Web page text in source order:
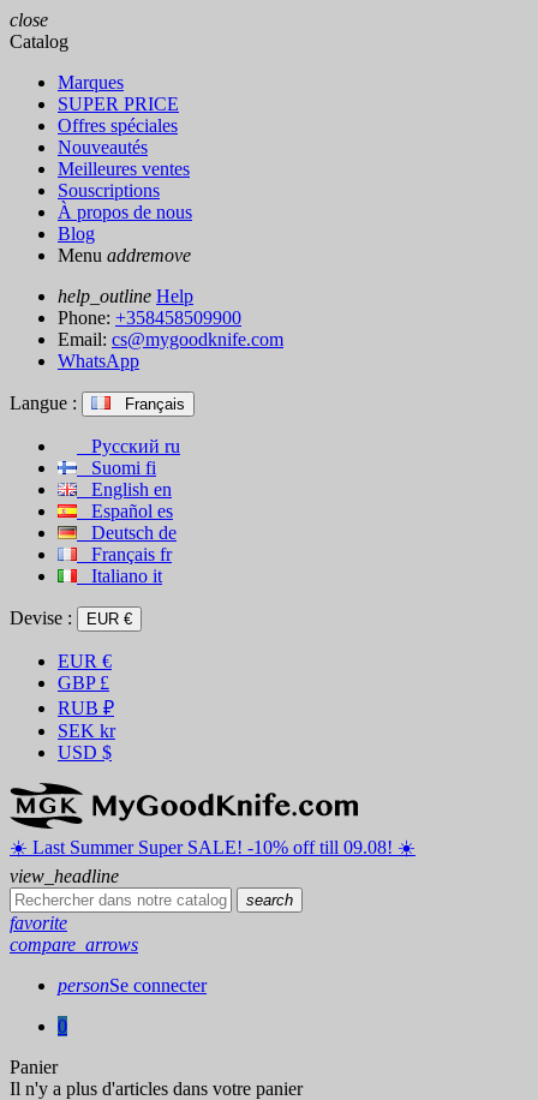
close
Catalog
Marques
SUPER PRICE
Offres spéciales
Nouveautés
Meilleures ventes
Souscriptions
À propos de nous
Blog
Menu addremove
help_outline Help
Phone: +358458509900
Email: cs@mygoodknife.com
WhatsApp
Langue : Français
Русский ru
Suomi fi
English en
Español es
Deutsch de
Français fr
Italiano it
Devise : EUR €
EUR €
GBP £
RUB ₽
SEK kr
USD $
☀️ ️Last Summer Super SALE! -10% off till 09.08! ☀️
view_headline
search
favorite
compare_arrows
personSe connecter
0
Panier
Il n'y a plus d'articles dans votre panier